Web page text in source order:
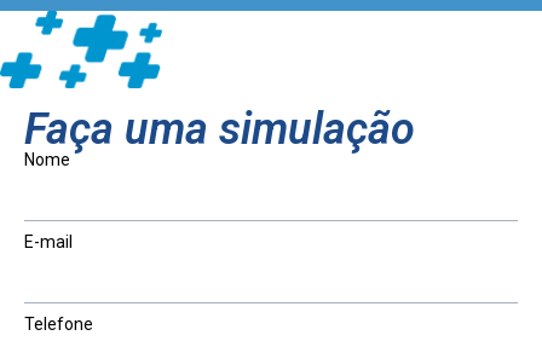
Faça uma simulação
Nome
E-mail
Telefone